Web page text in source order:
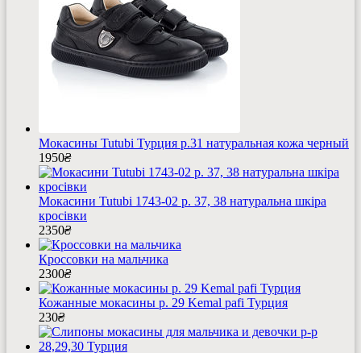
Мокасины Tutubi Турция р.31 натуральная кожа черный
1950₴
Мокасини Tutubi 1743-02 р. 37, 38 натуральна шкіра
кросівки
2350₴
Кроссовки на мальчика
2300₴
Кожанные мокасины р. 29 Kemal pafi Турция
230₴